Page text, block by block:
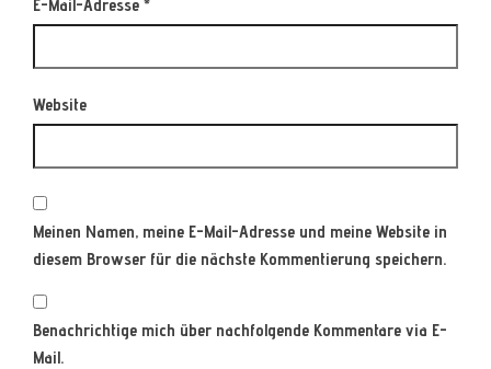
E-Mail-Adresse *
Website
Meinen Namen, meine E-Mail-Adresse und meine Website in
diesem Browser für die nächste Kommentierung speichern.
Benachrichtige mich über nachfolgende Kommentare via E-
Mail.